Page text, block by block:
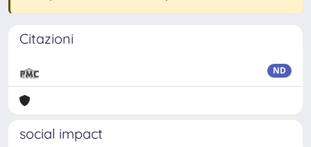
Citazioni
ND
social impact